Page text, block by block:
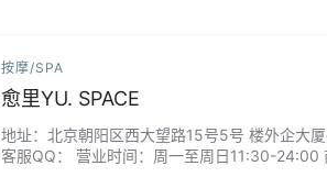
按摩/SPA
愈里YU. SPACE
地址：北京朝阳区西大望路15号5号 楼外企
客服QQ： 营业时间：周一至周日11:30-24:00